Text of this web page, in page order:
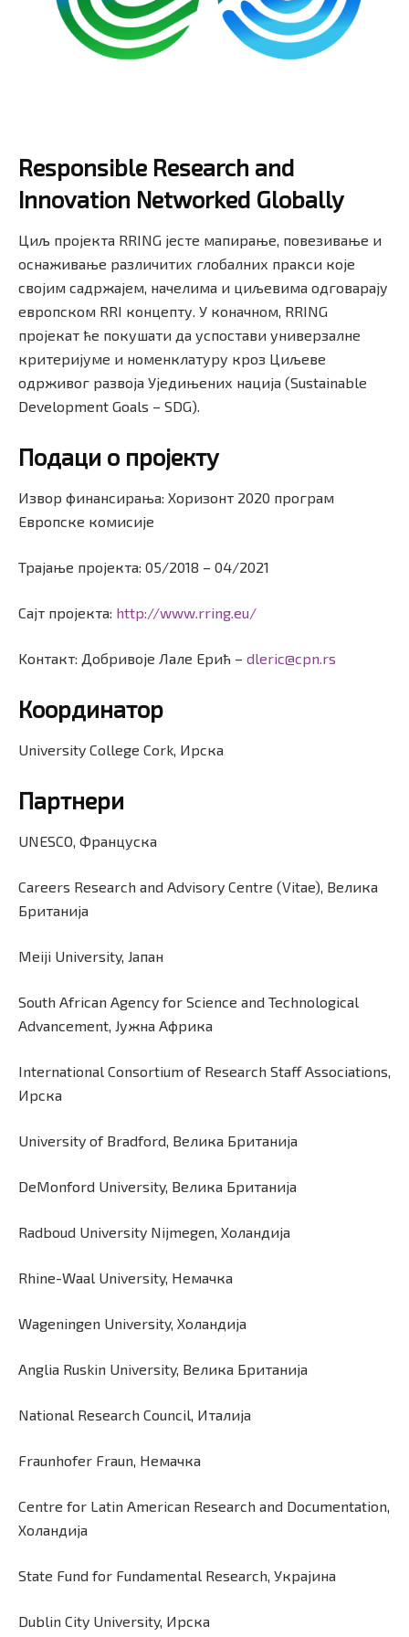
Responsible Research and
Innovation Networked Globally
Циљ пројекта RRING јесте мапирање, повезивање и
оснаживање различитих глобалних пракси које
својим садржајем, начелима и циљевима одговарају
европском RRI концепту. У коначном, RRING
пројекат ће покушати да успостави универзалне
критеријуме и номенклатуру кроз Циљеве
одрживог развоја Уједињених нација (Sustainable
Development Goals – SDG).
Подаци о проjекту
Извор финансирања: Хоризонт 2020 програм
Европске комисиjе
Траjање проjекта: 05/2018 – 04/2021
Саjт проjекта: http://www.rring.eu/
Kонтакт: Добривоје Лале Ерић – dleric@cpn.rs
Координатор
University College Cork, Ирска
Партнери
UNESCO, Француска
Careers Research and Advisory Centre (Vitae), Велика
Британија
Meiji University, Јапан
South African Agency for Science and Technological
Advancement, Јужна Африка
International Consortium of Research Staff Associations,
Ирска
University of Bradford, Велика Британија
DeMonford University, Велика Британија
Radboud University Nijmegen, Холандија
Rhine-Waal University, Немачка
Wageningen University, Холандија
Anglia Ruskin University, Велика Британија
National Research Council, Италија
Fraunhofer Fraun, Немачка
Centre for Latin American Research and Documentation,
Холандија
State Fund for Fundamental Research, Украјина
Dublin City University, Ирска